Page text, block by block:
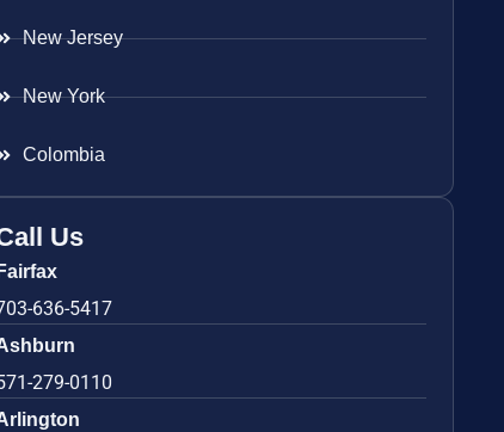
New Jersey
New York
Colombia
Us
Fairfax
636-5417
279-0110